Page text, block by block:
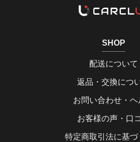
SHOP
配送について
返品・交換につ
お問い合わせ・ヘ
お客様の声・口
特定商取引法に基づ